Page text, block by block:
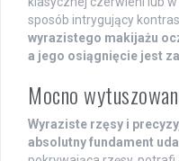
sposób intrygujący
wyrazistego makijażu
a jego osiągnięcie jest
Mocno
Wyraziste rzęsy i
absolutny fundament